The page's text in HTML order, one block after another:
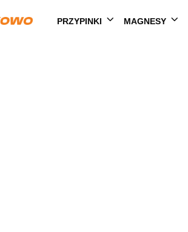
PRZYPINKI MAGNESY